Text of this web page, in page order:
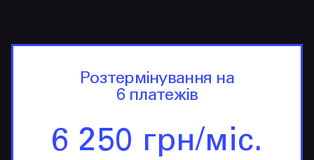
Розтермінування на
6 платежів
6 250 грн/міс.